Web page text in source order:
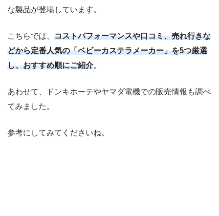
な製品が登場しています。
こちらでは、 コストパフォーマンスや口コミ、売れ行きな
どから定番人気の「ベビーカステラメーカー」を5つ厳選
し、おすすめ順にご紹介。
あわせて、ドンキホーテやヤマダ電機での販売情報も調べ
てみました。
参考にしてみてくださいね。